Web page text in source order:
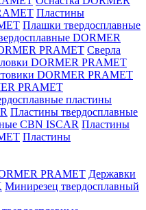
Пластины
Плашки твердосплавные
DORMER
PRAMET Сверла
DORMER PRAMET
DORMER PRAMET
PRAMET
пластины
Пластины твердосплавные
CBN ISCAR Пластины
Пластины
PRAMET Державки
Минирезец твердосплавный